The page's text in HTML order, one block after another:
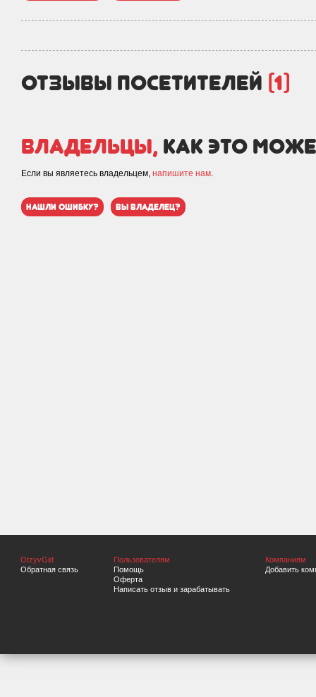
отзывы посетителей (1)
Владельцы, как это
Если вы являетесь владельцем, напишите нам.
нашли ошибку? вы владелец?
OtzyvGid
Обратная связь
Пользователям
Помощь
Оферта
Написать отзыв и зарабатывать
Компаниям
Добавить